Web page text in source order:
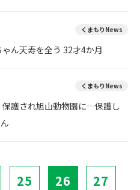
くまもりNews
ん天寿を全う 32才4か月
くまもりNews
護され旭山動物園に…保護し
25 26 27